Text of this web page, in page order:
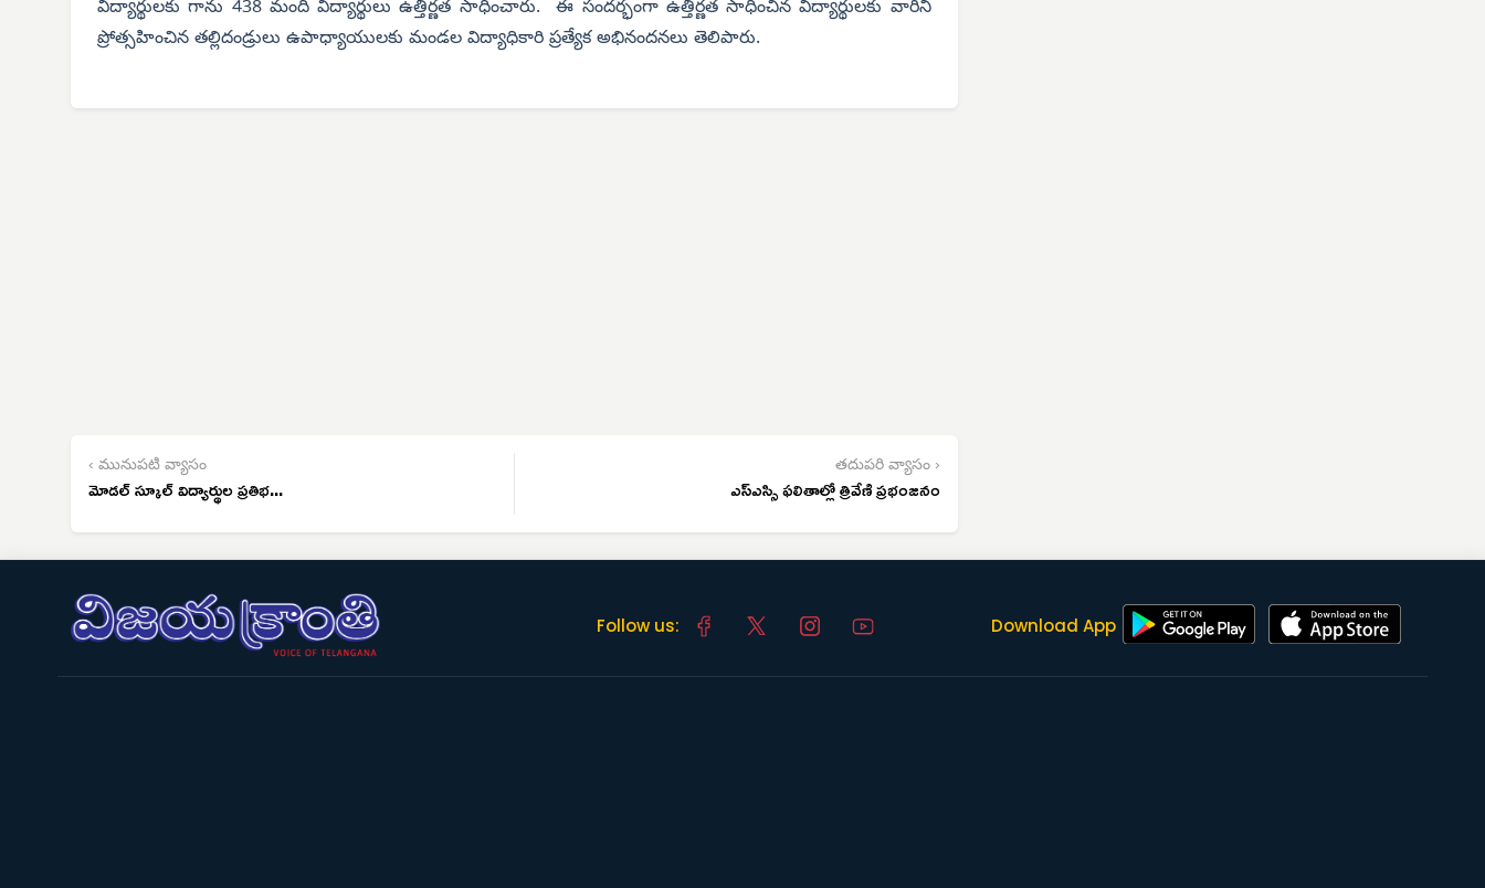
విద్యార్థులకు గాను 438 మంది విద్యార్థులు ఉత్తీర్ణత సాధించారు. ఈ సందర్భంగా ఉత్తీర్ణత సాధించిన విద్యార్థులకు వారిని
ప్రోత్సహించిన తల్లిదండ్రులు ఉపాధ్యాయులకు మండల విద్యాధికారి ప్రత్యేక అభినందనలు తెలిపారు.
‹ మునుపటి వ్యాసం
మోడల్ స్కూల్ విద్యార్థుల ప్రతిభ...
తదుపరి వ్యాసం ›
ఎస్ఎస్సి ఫలితాల్లో త్రివేణి ప్రభంజనం
Follow us: Download App